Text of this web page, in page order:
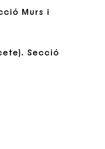
Murs i
Secció